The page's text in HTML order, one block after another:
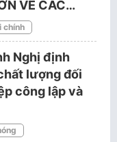
VỀ CÁC…
chính
Nghị định
lượng đối
công lập và